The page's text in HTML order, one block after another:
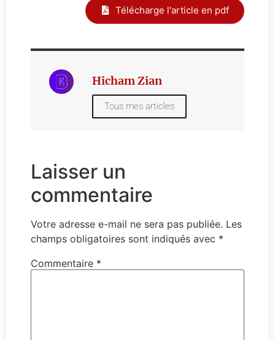
Télécharge l'article en pdf
Hicham Zian
Tous mes articles
Laisser un
commentaire
Votre adresse e-mail ne sera pas publiée. Les
champs obligatoires sont indiqués avec *
Commentaire *